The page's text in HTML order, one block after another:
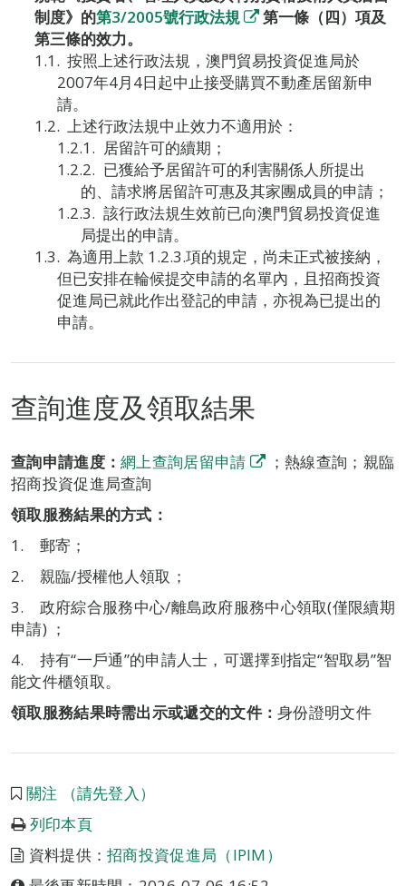
制度》的第3/2005號行政法規
第一條（四）項及
第三條的效力。
按照上述行政法規，澳門貿易投資促進局於
2007年4月4日起中止接受購買不動產居留新申
請。
上述行政法規中止效力不適用於：
居留許可的續期；
已獲給予居留許可的利害關係人所提出
的、請求將居留許可惠及其家團成員的申請；
該行政法規生效前已向澳門貿易投資促進
局提出的申請。
為適用上款 1.2.3.項的規定，尚未正式被接納，
但已安排在輪候提交申請的名單內，且招商投資
促進局已就此作出登記的申請，亦視為已提出的
申請。
查詢進度及領取結果
查詢申請進度：網上查詢居留申請
；熱線查詢；親臨
招商投資促進局查詢
領取服務結果的方式：
1. 郵寄；
2. 親臨/授權他人領取；
3. 政府綜合服務中心/離島政府服務中心領取(僅限續期
申請) ；
4. 持有“一戶通”的申請人士，可選擇到指定“智取易”智
能文件櫃領取。
領取服務結果時需出示或遞交的文件：身份證明文件
關注 （請先登入）
列印本頁
資料提供：招商投資促進局（IPIM）